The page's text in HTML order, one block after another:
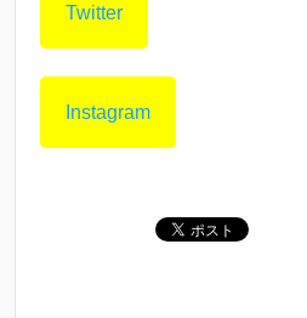
Twitter
Instagram